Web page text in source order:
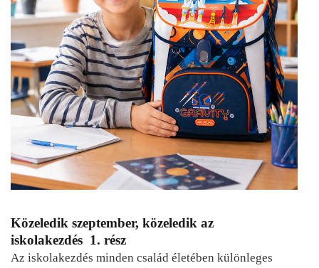
Közeledik szeptember, közeledik az
iskolakezdés 1. rész
Az iskolakezdés minden család életében különleges